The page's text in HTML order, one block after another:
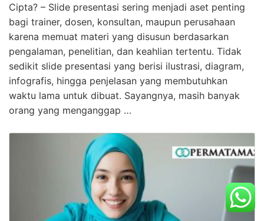
Cipta? – Slide presentasi sering menjadi aset penting
bagi trainer, dosen, konsultan, maupun perusahaan
karena memuat materi yang disusun berdasarkan
pengalaman, penelitian, dan keahlian tertentu. Tidak
sedikit slide presentasi yang berisi ilustrasi, diagram,
infografis, hingga penjelasan yang membutuhkan
waktu lama untuk dibuat. Sayangnya, masih banyak
orang yang menganggap …